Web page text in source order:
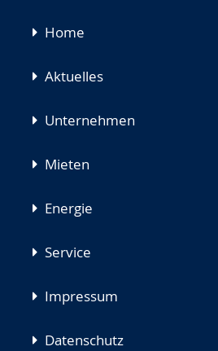
Navigation
Home
Aktuelles
Unternehmen
Mieten
Energie
Service
Impressum
Datenschutz